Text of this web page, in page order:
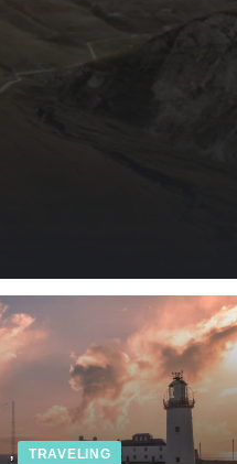
, TRAVELING